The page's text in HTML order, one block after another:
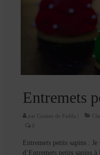
Entremets
par Cuisine de Fadila
0
Entremets petits sapins :
d’Entremets petits sapins